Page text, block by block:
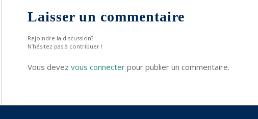
Laisser un commentaire
Rejoindre la discussion?
N’hésitez pas à contribuer !
Vous devez vous connecterpour publier un commentaire.